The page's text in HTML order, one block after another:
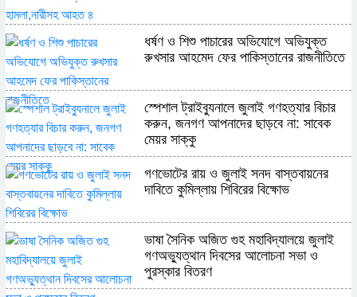
ধর্ষণ ও শিশু পাচারের অভিযোগে অভিযুক্ত
রুখসার আহমেদ ফের পাকিস্তানের রাজনীতিতে
স্পেশাল ট্রাইব্যুনালে জুলাই গণহত্যার বিচার
করুন, জনগণ আপনাদের ছাড়বে না: সাবেক
মেয়র সাক্কু
গণভোটের রায় ও জুলাই সনদ বাস্তবায়নের
দাবিতে কুমিল্লায় শিবিরের বিক্ষোভ
ভাষা সৈনিক অজিত গুহ মহাবিদ্যালয়ে জুলাই
গণঅভ্যুত্থান দিবসের আলোচনা সভা ও
পুরস্কার বিতরণ